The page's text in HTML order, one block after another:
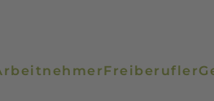
Freiberufler